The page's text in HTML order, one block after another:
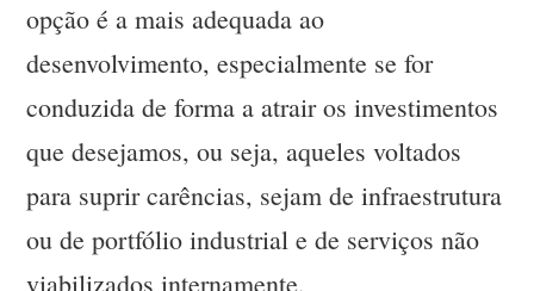
opção é a mais adequada ao
desenvolvimento, especialmente se for
conduzida de forma a atrair os investimentos
que desejamos, ou seja, aqueles voltados
para suprir carências, sejam de infraestrutura
ou de portfólio industrial e de serviços não
viabilizados internamente.